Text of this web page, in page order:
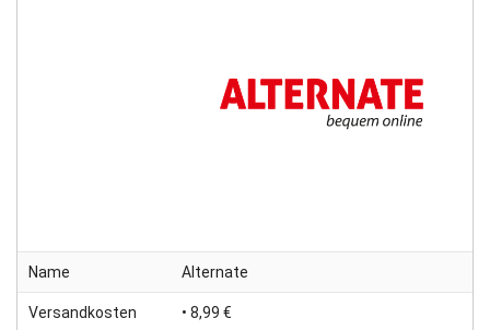
Name Alternate
Versandkosten • 8,99 €